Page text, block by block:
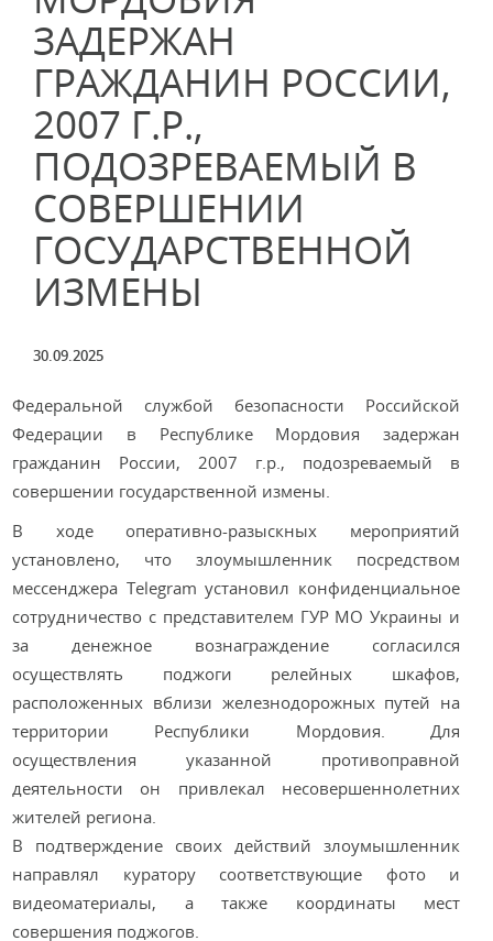
ЗАДЕРЖАН
ГРАЖДАНИН РОССИИ,
2007 Г.Р.,
ПОДОЗРЕВАЕМЫЙ В
СОВЕРШЕНИИ
ГОСУДАРСТВЕННОЙ
ИЗМЕНЫ
30.09.2025
Федеральной службой безопасности Российской
Федерации в Республике Мордовия задержан
гражданин России, 2007 г.р., подозреваемый в
совершении государственной измены.
В ходе оперативно-разыскных мероприятий
установлено, что злоумышленник посредством
мессенджера Telegram установил конфиденциальное
сотрудничество с представителем ГУР МО Украины и
за денежное вознаграждение согласился
осуществлять поджоги релейных шкафов,
расположенных вблизи железнодорожных путей на
территории Республики Мордовия. Для
осуществления указанной противоправной
деятельности он привлекал несовершеннолетних
жителей региона.
В подтверждение своих действий злоумышленник
направлял куратору соответствующие фото и
видеоматериалы, а также координаты мест
совершения поджогов.